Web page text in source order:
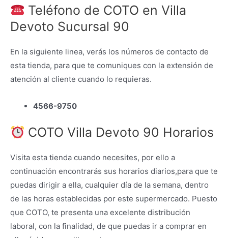
Teléfono de COTO en Villa
Devoto Sucursal 90
En la siguiente linea, verás los números de contacto de
esta tienda, para que te comuniques con la extensión de
atención al cliente cuando lo requieras.
4566-9750
COTO Villa Devoto 90 Horarios
Visita esta tienda cuando necesites, por ello a
continuación encontrarás sus horarios diarios,para que te
puedas dirigir a ella, cualquier día de la semana, dentro
de las horas establecidas por este supermercado. Puesto
que COTO, te presenta una excelente distribución
laboral, con la finalidad, de que puedas ir a comprar en